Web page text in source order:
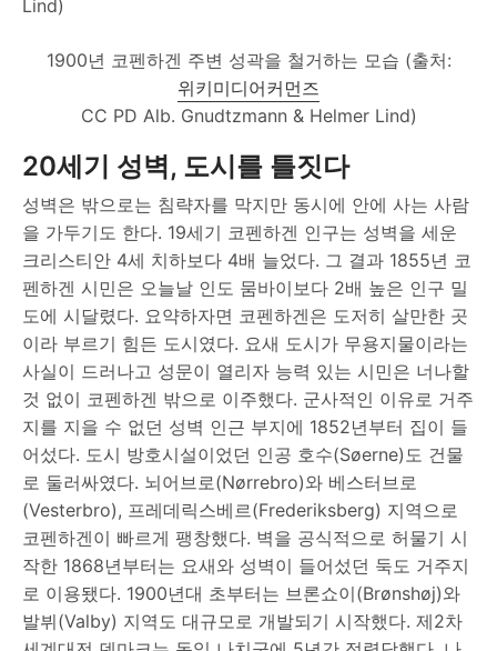
1900년 코펜하겐 주변 성곽을 철거하는 모습 (출처:
위키미디어커먼즈
CC PD Alb. Gnudtzmann & Helmer Lind)
20세기 성벽, 도시를 틀짓다
성벽은 밖으로는 침략자를 막지만 동시에 안에 사는 사람
을 가두기도 한다. 19세기 코펜하겐 인구는 성벽을 세운
크리스티안 4세 치하보다 4배 늘었다. 그 결과 1855년 코
펜하겐 시민은 오늘날 인도 뭄바이보다 2배 높은 인구 밀
도에 시달렸다. 요약하자면 코펜하겐은 도저히 살만한 곳
이라 부르기 힘든 도시였다. 요새 도시가 무용지물이라는
사실이 드러나고 성문이 열리자 능력 있는 시민은 너나할
것 없이 코펜하겐 밖으로 이주했다. 군사적인 이유로 거주
지를 지을 수 없던 성벽 인근 부지에 1852년부터 집이 들
어섰다. 도시 방호시설이었던 인공 호수(Søerne)도 건물
로 둘러싸였다. 뇌어브로(Nørrebro)와 베스터브로
(Vesterbro), 프레데릭스베르(Frederiksberg) 지역으로
코펜하겐이 빠르게 팽창했다. 벽을 공식적으로 허물기 시
작한 1868년부터는 요새와 성벽이 들어섰던 둑도 거주지
로 이용됐다. 1900년대 초부터는 브론쇼이(Brønshøj)와
발뷔(Valby) 지역도 대규모로 개발되기 시작했다. 제2차